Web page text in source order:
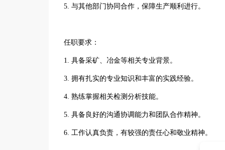
5. 与其他部门协同合作，保障生产顺利进行。
任职要求：
1. 具备采矿、冶金等相关专业背景。
3. 拥有扎实的专业知识和丰富的实践经验。
4. 熟练掌握相关检测分析技能。
5. 具备良好的沟通协调能力和团队合作精神。
6. 工作认真负责，有较强的责任心和敬业精神。